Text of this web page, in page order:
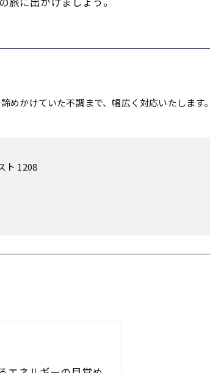
めかけていた不調まで、幅広く対応いたします
ト 1208